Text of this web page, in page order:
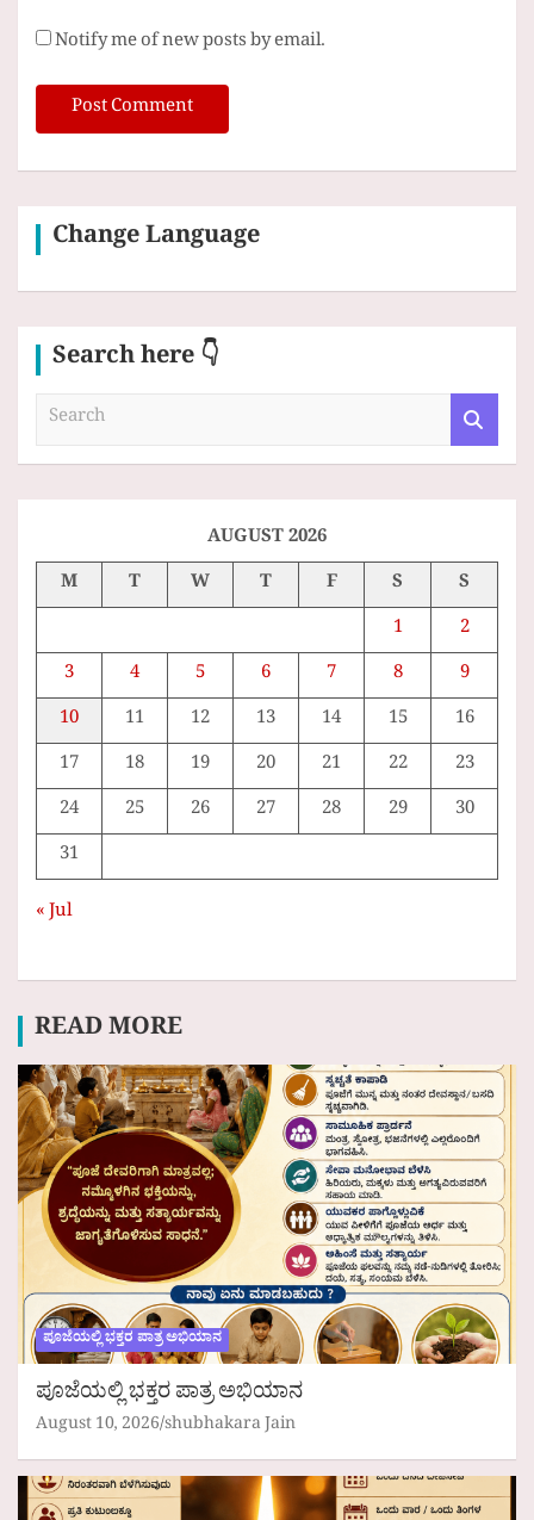
Notify me of new posts by email.
Change Language
Search here 👇
a
AUGUST 2026
M
T W T F S
S
1
2
3
4 5 6 7 8
9
10
11 12 13 14 15
16
17
18 19 20 21 22
23
24
25 26 27 28 29
30
31
« Jul
READ MORE
ಪೂಜೆಯಲ್ಲಿ ಭಕ್ತರ ಪಾತ್ರ ಅಭಿಯಾನ
ಪೂಜೆಯಲ್ಲಿ ಭಕ್ತರ ಪಾತ್ರ ಅಭಿಯಾನ
August 10, 2026 shubhakara Jain